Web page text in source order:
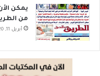
يمكن
من الطريق
أبريل 11, 2020